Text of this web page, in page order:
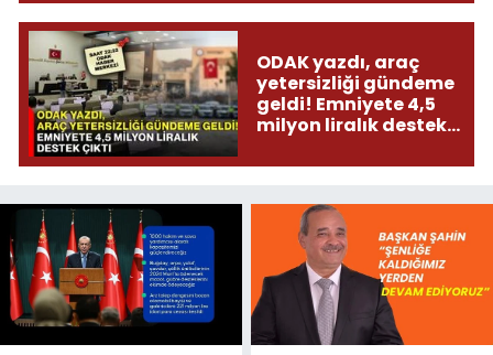
ODAK yazdı, araç
yetersizliği gündeme
geldi! Emniyete 4,5
milyon liralık destek